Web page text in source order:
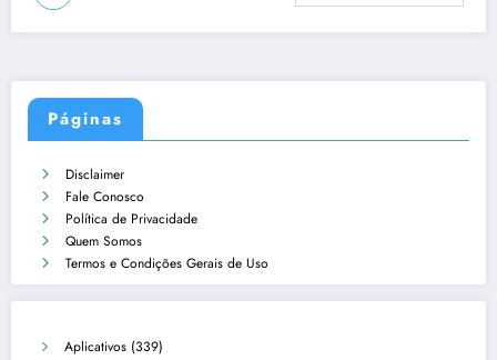
Páginas
Disclaimer
Fale Conosco
Política de Privacidade
Quem Somos
Termos e Condições Gerais de Uso
Aplicativos (339)